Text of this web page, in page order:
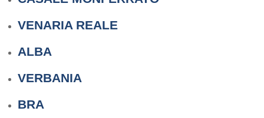
VENARIA REALE
ALBA
VERBANIA
BRA